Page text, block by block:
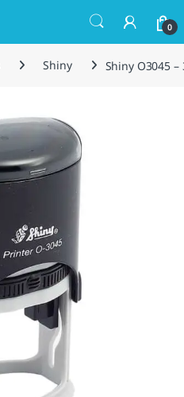
0
Shiny Shiny O3045 –